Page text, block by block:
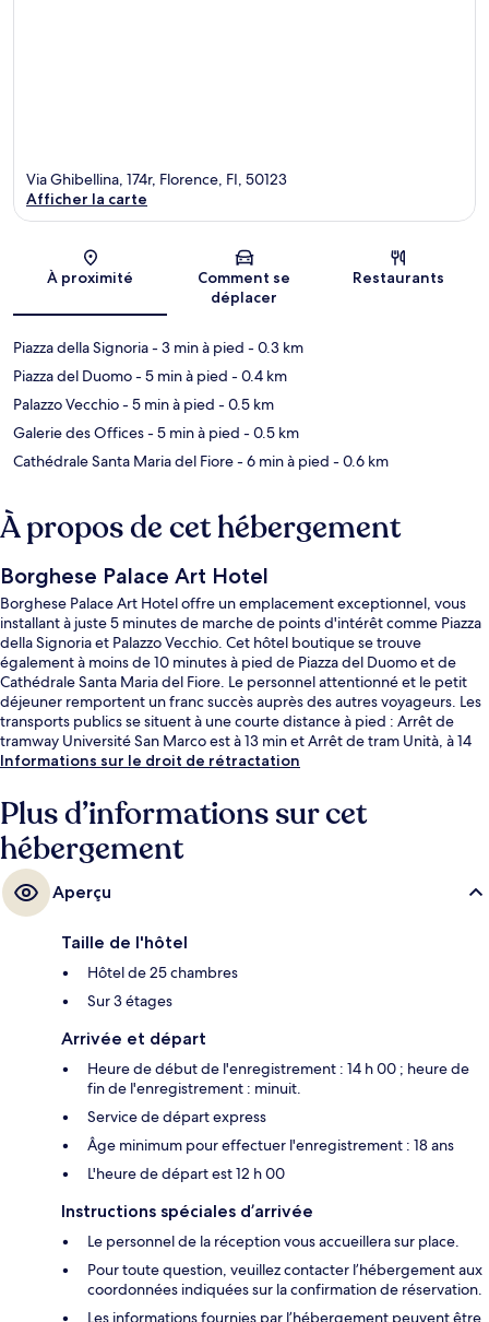
Carte
Via Ghibellina, 174r, Florence, FI, 50123
Afficher la carte
À proximité
Comment se
déplacer
Restaurants
Piazza della Signoria- 3 min à pied - 0.3 km
Piazza del Duomo- 5 min à pied - 0.4 km
Palazzo Vecchio- 5 min à pied - 0.5 km
Galerie des Offices- 5 min à pied - 0.5 km
Cathédrale Santa Maria del Fiore- 6 min à pied - 0.6 km
À propos de cet hébergement
Borghese Palace Art Hotel
Borghese Palace Art Hotel offre un emplacement exceptionnel, vous
installant à juste 5 minutes de marche de points d'intérêt comme Piazza
della Signoria et Palazzo Vecchio. Cet hôtel boutique se trouve
également à moins de 10 minutes à pied de Piazza del Duomo et de
Cathédrale Santa Maria del Fiore. Le personnel attentionné et le petit
déjeuner remportent un franc succès auprès des autres voyageurs. Les
transports publics se situent à une courte distance à pied : Arrêt de
tramway Université San Marco est à 13 min et Arrêt de tram Unità, à 14
min.
Informations sur le droit de rétractation
Plus d’informations sur cet
hébergement
Aperçu
Taille de l'hôtel
Hôtel de 25 chambres
Sur 3 étages
Arrivée et départ
Heure de début de l'enregistrement : 14 h 00 ; heure de
fin de l'enregistrement : minuit.
Service de départ express
Âge minimum pour effectuer l'enregistrement : 18 ans
L'heure de départ est 12 h 00
Instructions spéciales d’arrivée
Le personnel de la réception vous accueillera sur place.
Pour toute question, veuillez contacter l’hébergement aux
coordonnées indiquées sur la confirmation de réservation.
Les informations fournies par l’hébergement peuvent être